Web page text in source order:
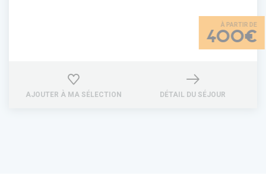
400€
AJOUTER À MA SÉLECTION DÉTAIL DU SÉJOUR